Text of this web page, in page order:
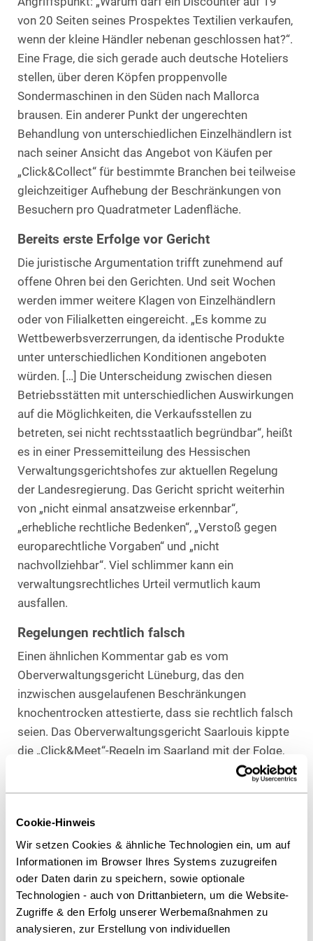
Cookie-Hinweis
Wir setzen Cookies & ähnliche Technologien ein, um auf
Informationen im Browser Ihres Systems zuzugreifen
oder Daten darin zu speichern, sowie optionale
Technologien - auch von Drittanbietern, um die Website-
Zugriffe & den Erfolg unserer Werbemaßnahmen zu
analysieren, zur Erstellung von individuellen
von 20 Seiten seines Prospektes Textilien verkaufen,
wenn der kleine Händler nebenan geschlossen hat?“.
Eine Frage, die sich gerade auch deutsche Hoteliers
stellen, über deren Köpfen proppenvolle
Sondermaschinen in den Süden nach Mallorca
brausen. Ein anderer Punkt der ungerechten
Behandlung von unterschiedlichen Einzelhändlern ist
nach seiner Ansicht das Angebot von Käufen per
„Click&Collect“ für bestimmte Branchen bei teilweise
gleichzeitiger Aufhebung der Beschränkungen von
Besuchern pro Quadratmeter Ladenfläche.
Bereits erste Erfolge vor Gericht
Die juristische Argumentation trifft zunehmend auf
offene Ohren bei den Gerichten. Und seit Wochen
werden immer weitere Klagen von Einzelhändlern
oder von Filialketten eingereicht. „Es komme zu
Wettbewerbsverzerrungen, da identische Produkte
unter unterschiedlichen Konditionen angeboten
würden. […] Die Unterscheidung zwischen diesen
Betriebsstätten mit unterschiedlichen Auswirkungen
auf die Möglichkeiten, die Verkaufsstellen zu
betreten, sei nicht rechtsstaatlich begründbar“, heißt
es in einer Pressemitteilung des Hessischen
Verwaltungsgerichtshofes zur aktuellen Regelung
der Landesregierung. Das Gericht spricht weiterhin
von „nicht einmal ansatzweise erkennbar“,
„erhebliche rechtliche Bedenken“, „Verstoß gegen
europarechtliche Vorgaben“ und „nicht
nachvollziehbar“. Viel schlimmer kann ein
verwaltungsrechtliches Urteil vermutlich kaum
ausfallen.
Regelungen rechtlich falsch
Einen ähnlichen Kommentar gab es vom
Oberverwaltungsgericht Lüneburg, das den
inzwischen ausgelaufenen Beschränkungen
knochentrocken attestierte, dass sie rechtlich falsch
seien. Das Oberverwaltungsgericht Saarlouis kippte
die „Click&Meet“-Regeln im Saarland mit der Folge,
dass die Geschäfte vorerst wieder öffnen durften.
Klagenden in Bezug auf Ter­min­shop­ping und Kun­den
pro Qua­drat­me­ter ge­gen­über an­de­ren Ge­schäf­ten
wie Buch­hand­lun­gen und Blu­men­ge­schäf­ten stren­
ger zu be­han­deln.
Ähnlich urteilte auch das Oberverwaltungsgericht
Münster. Die Beschränkungen verstießen nach